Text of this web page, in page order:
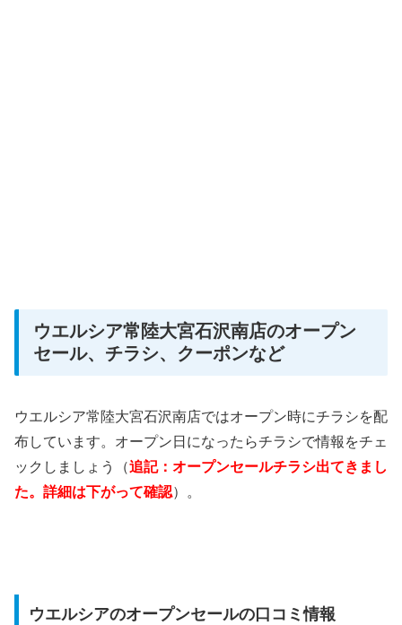
ウエルシア常陸大宮石沢南店のオープン
セール、チラシ、クーポンなど
ウエルシア常陸大宮石沢南店ではオープン時にチラシを配
布しています。オープン日になったらチラシで情報をチェ
ックしましょう（追記：オープンセールチラシ出てきまし
た。詳細は下がって確認）。
ウエルシアのオープンセールの口コミ情報